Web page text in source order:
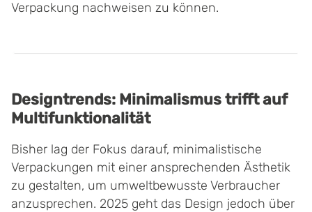
Verpackung nachweisen zu können.
Designtrends: Minimalismus trifft auf
Multifunktionalität
Bisher lag der Fokus darauf, minimalistische
Verpackungen mit einer ansprechenden Ästhetik
zu gestalten, um umweltbewusste Verbraucher
anzusprechen. 2025 geht das Design jedoch über